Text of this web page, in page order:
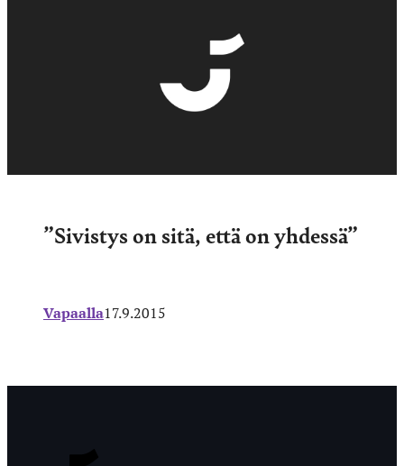
”Sivistys on sitä, että on yhdessä”
Vapaalla17.9.2015